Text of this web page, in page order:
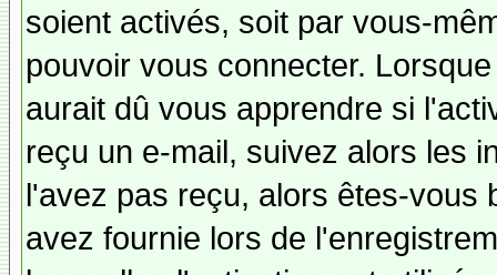
soient activés, soit par vous-
pouvoir vous connecter.
aurait dû vous apprendre si
reçu un e-mail, suivez alors les
l'avez pas reçu, alors êtes-vous
avez fournie lors de